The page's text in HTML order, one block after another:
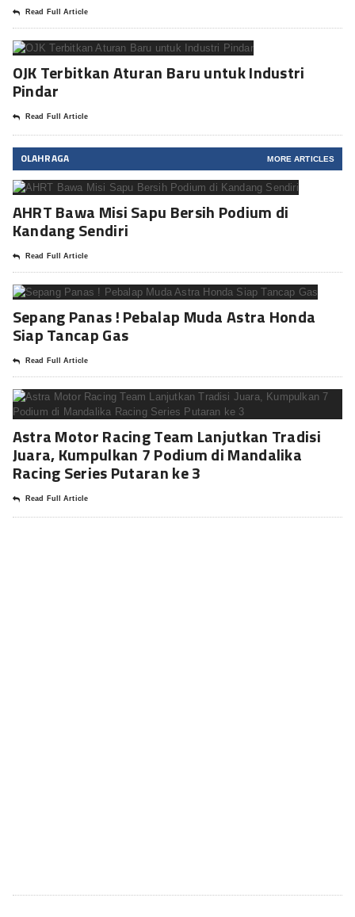
Read Full Article
OJK Terbitkan Aturan Baru untuk Industri
Pindar
Read Full Article
OLAHRAGA MORE ARTICLES
AHRT Bawa Misi Sapu Bersih Podium di
Kandang Sendiri
Read Full Article
Sepang Panas ! Pebalap Muda Astra Honda
Siap Tancap Gas
Read Full Article
Astra Motor Racing Team Lanjutkan Tradisi
Juara, Kumpulkan 7 Podium di Mandalika
Racing Series Putaran ke 3
Read Full Article